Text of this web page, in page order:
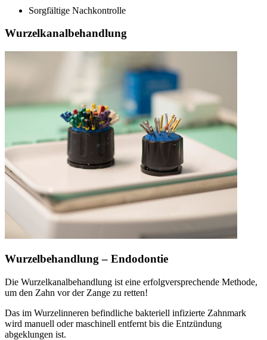
Sorgfältige Nachkontrolle
Wurzelkanalbehandlung
Wurzelbehandlung – Endodontie
Die Wurzelkanalbehandlung ist eine erfolgversprechende Methode,
um den Zahn vor der Zange zu retten!
Das im Wurzelinneren befindliche bakteriell infizierte Zahnmark
wird manuell oder maschinell entfernt bis die Entzündung
abgeklungen ist.